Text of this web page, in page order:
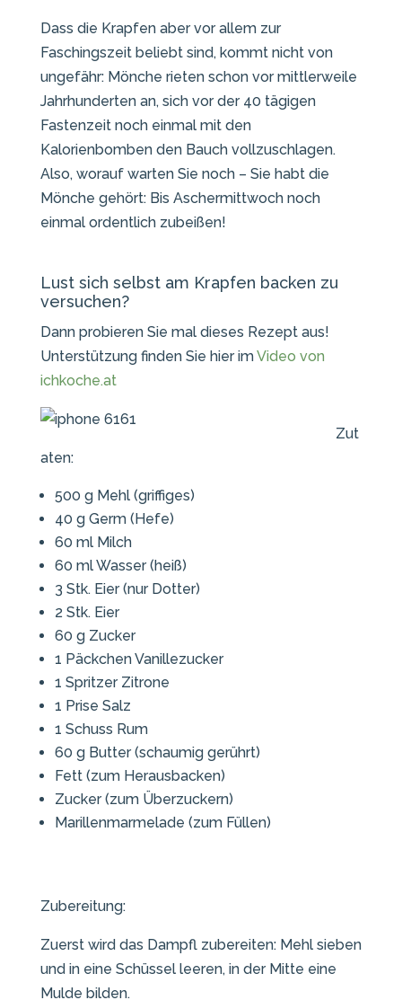
Dass die Krapfen aber vor allem zur
Faschingszeit beliebt sind, kommt nicht von
ungefähr: Mönche rieten schon vor mittlerweile
Jahrhunderten an, sich vor der 40 tägigen
Fastenzeit noch einmal mit den
Kalorienbomben den Bauch vollzuschlagen.
Also, worauf warten Sie noch – Sie habt die
Mönche gehört: Bis Aschermittwoch noch
einmal ordentlich zubeißen!
Lust sich selbst am Krapfen backen zu
versuchen?
Dann probieren Sie mal dieses Rezept aus!
Unterstützung finden Sie hier imVideo von
ichkoche.at
Zut
aten:
500 g Mehl (griffiges)
40 g Germ (Hefe)
60 ml Milch
60 ml Wasser (heiß)
3 Stk. Eier (nur Dotter)
2 Stk. Eier
60 g Zucker
1 Päckchen Vanillezucker
1 Spritzer Zitrone
1 Prise Salz
1 Schuss Rum
60 g Butter (schaumig gerührt)
Fett (zum Herausbacken)
Zucker (zum Überzuckern)
Marillenmarmelade (zum Füllen)
Zubereitung:
Zuerst wird das Dampfl zubereiten: Mehl sieben
und in eine Schüssel leeren, in der Mitte eine
Mulde bilden.